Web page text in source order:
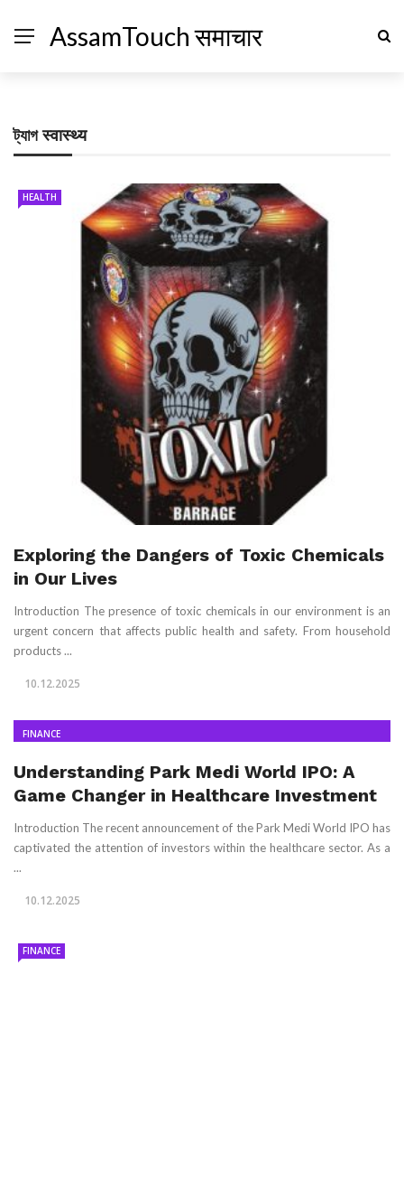
AssamTouch समाचार
ট্যাগस्वास्थ्य
HEALTH
Exploring the Dangers of Toxic Chemicals
in Our Lives
Introduction The presence of toxic chemicals in our environment is an
urgent concern that affects public health and safety. From household
products ...
10.12.2025
FINANCE
Understanding Park Medi World IPO: A
Game Changer in Healthcare Investment
Introduction The recent announcement of the Park Medi World IPO has
captivated the attention of investors within the healthcare sector. As a
...
10.12.2025
FINANCE